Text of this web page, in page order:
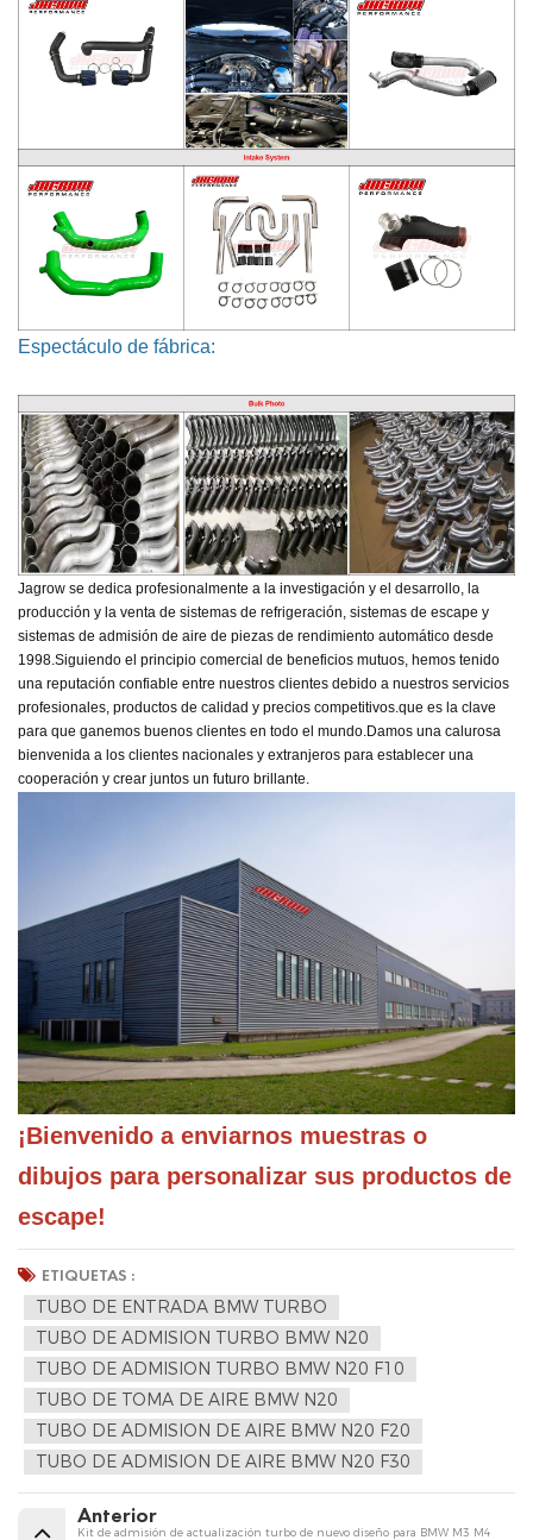
Espectáculo de fábrica:
Jagrow se dedica profesionalmente a la investigación y el desarrollo, la
producción y la venta de sistemas de refrigeración, sistemas de escape y
sistemas de admisión de aire de piezas de rendimiento automático desde
1998. Siguiendo el principio comercial de beneficios mutuos, hemos tenido
una reputación confiable entre nuestros clientes debido a nuestros servicios
profesionales, productos de calidad y precios competitivos. que es la clave
para que ganemos buenos clientes en todo el mundo. Damos una calurosa
bienvenida a los clientes nacionales y extranjeros para establecer una
cooperación y crear juntos un futuro brillante.
¡Bienvenido a enviarnos muestras o
dibujos para personalizar sus productos de
escape!
ETIQUETAS :
TUBO DE ENTRADA BMW TURBO
TUBO DE ADMISION TURBO BMW N20
TUBO DE ADMISION TURBO BMW N20 F10
TUBO DE TOMA DE AIRE BMW N20
TUBO DE ADMISION DE AIRE BMW N20 F20
TUBO DE ADMISION DE AIRE BMW N20 F30
Anterior
Kit de admisión de actualización turbo de nuevo diseño para BMW M3 M4